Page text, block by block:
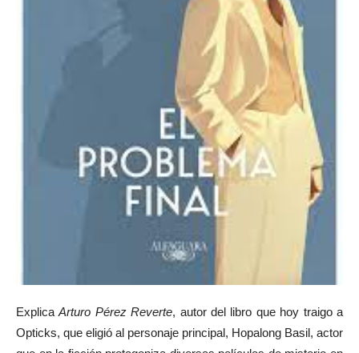
ExplicaArturo Pérez Reverte, autor del libro que hoy traigo a
Opticks, que eligió al personaje principal, Hopalong Basil, actor